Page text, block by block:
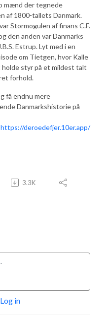
mænd der tegnede
af 1800-tallets Danmark.
Stormogulen af finans C.F.
den anden var Danmarks
Estrup. Lyt med i en
om Tietgen, hvor Kalle
styr på et mildest talt
forhold.
få endnu mere
Danmarkshistorie på
https://deroedefjer.10er.app/
3.3K
Log in